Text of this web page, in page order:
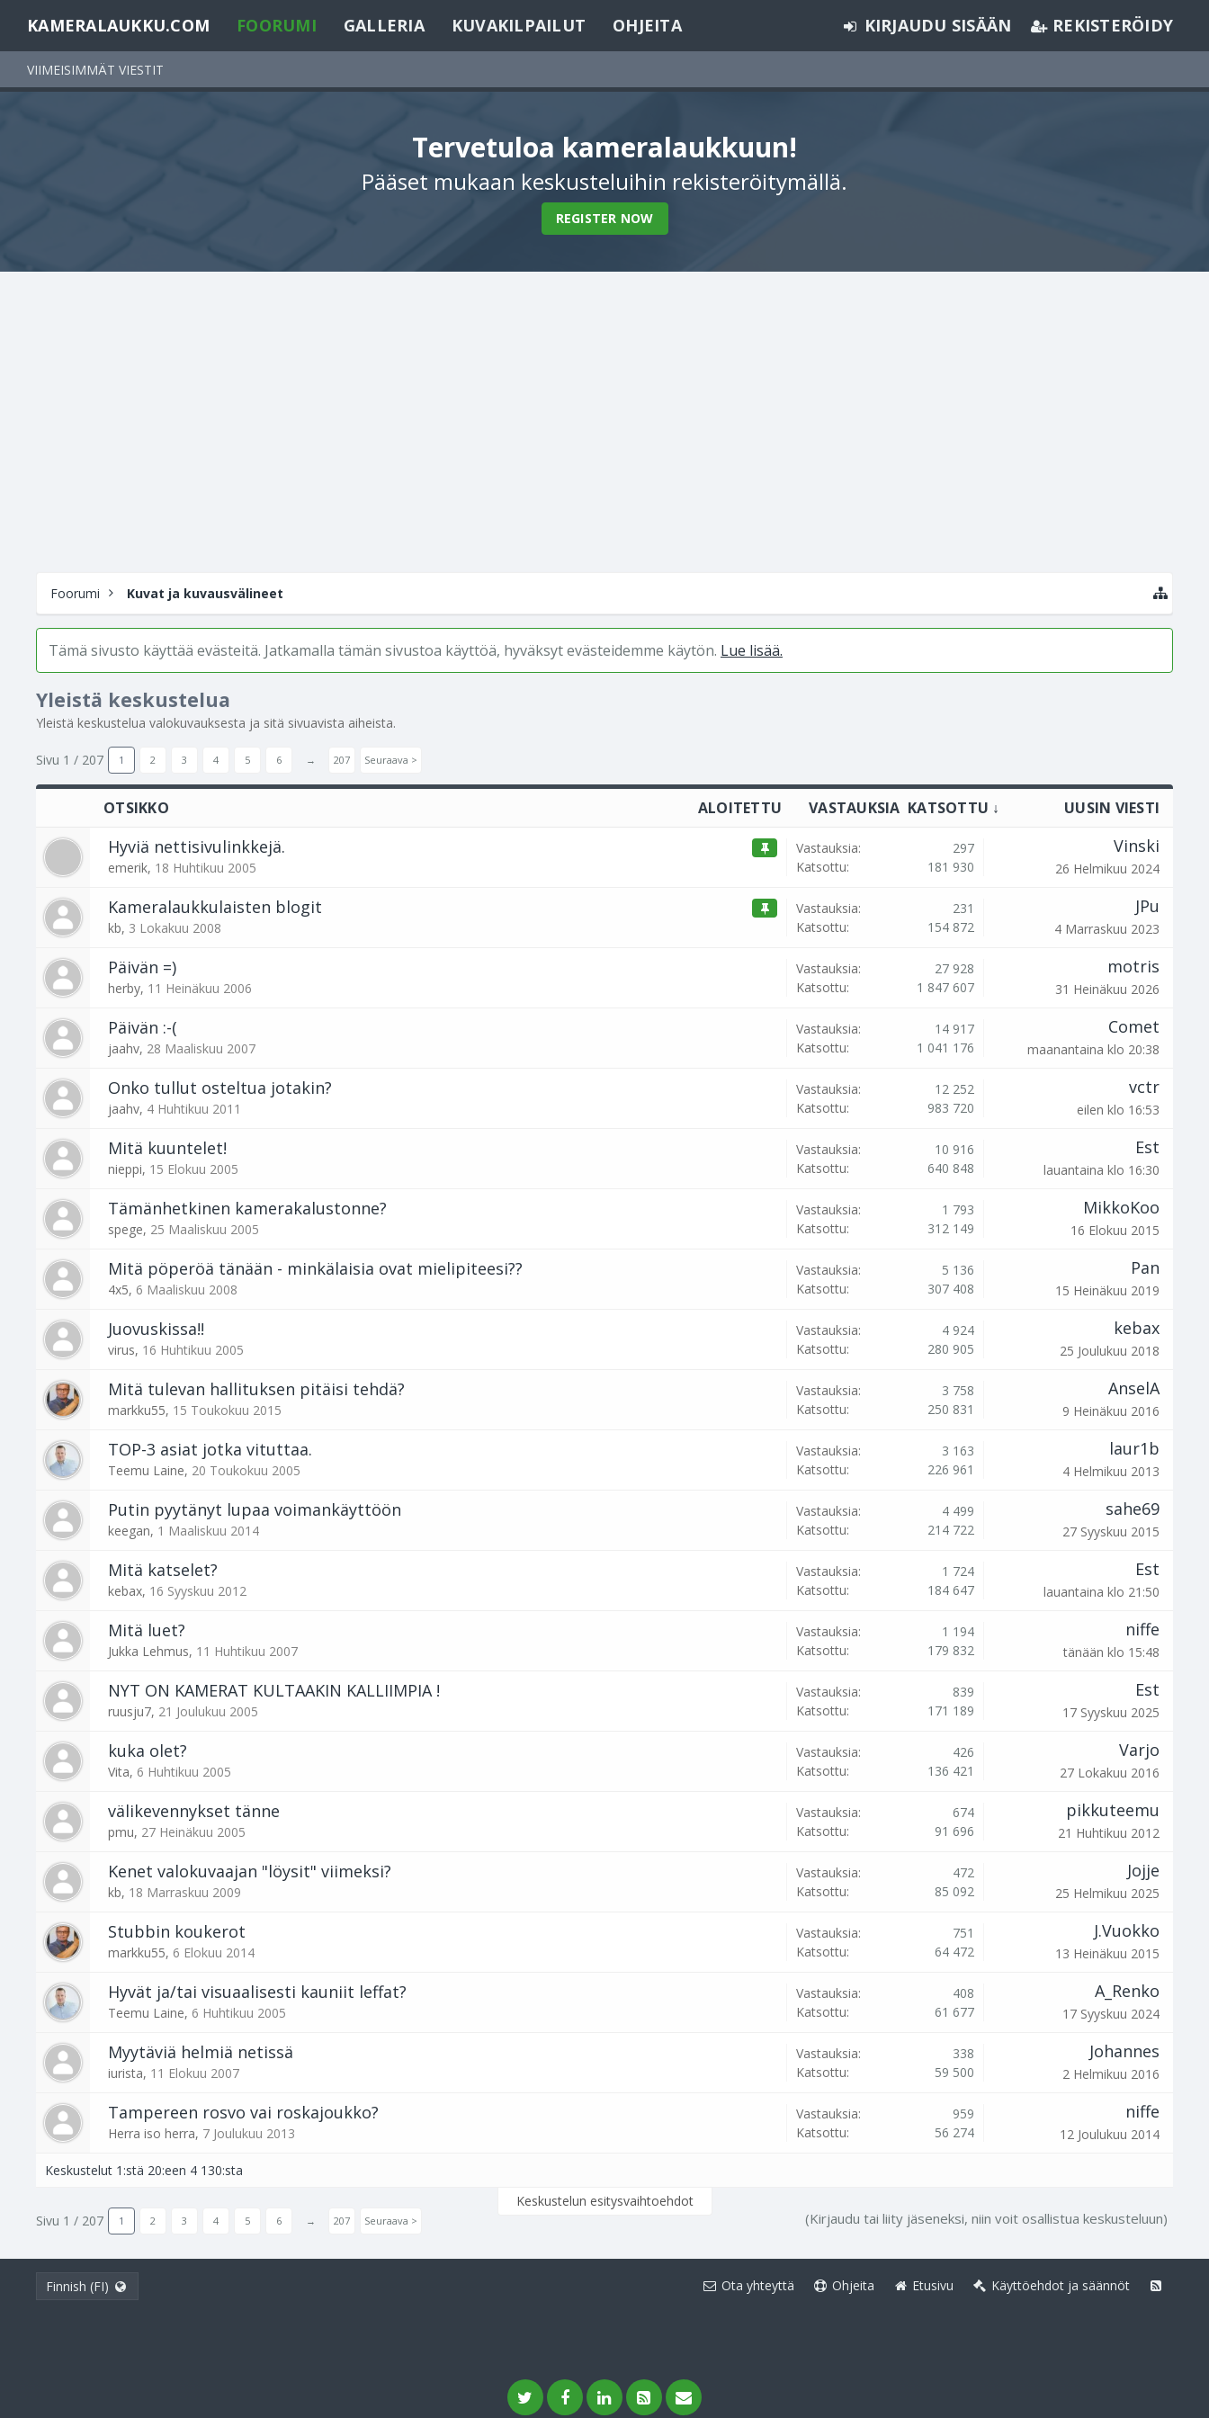
KAMERALAUKKU.COM FOORUMI
VIIMEISIMMÄT VIESTIT
GALLERIA KUVAKILPAILUT OHJEITA KIRJAUDU SISÄÄN REKISTERÖIDY
Tervetuloa kameralaukkuun!
Pääset mukaan keskusteluihin rekisteröitymällä.
REGISTER NOW
Foorumi Kuvat ja kuvausvälineet
Tämä sivusto käyttää evästeitä. Jatkamalla tämän sivustoa käyttöä, hyväksyt evästeidemme käytön. Lue lisää.
Yleistä keskustelua
Yleistä keskustelua valokuvauksesta ja sitä sivuavista aiheista.
Sivu 1 / 207 1 2 3 4 5 6 → 207 Seuraava >
OTSIKKO ALOITETTU VASTAUKSIA KATSOTTU ↓ UUSIN VIESTI
Hyviä nettisivulinkkejä.
emerik, 18 Huhtikuu 2005
Vastauksia:
297
Katsottu:
181 930
Vinski
26 Helmikuu 2024
Kameralaukkulaisten blogit
kb, 3 Lokakuu 2008
Vastauksia:
231
Katsottu:
154 872
JPu
4 Marraskuu 2023
Päivän =)
herby, 11 Heinäkuu 2006
Vastauksia:
27 928
Katsottu:
1 847 607
motris
31 Heinäkuu 2026
Päivän :-(
jaahv, 28 Maaliskuu 2007
Vastauksia:
14 917
Katsottu:
1 041 176
Comet
maanantaina klo 20:38
Onko tullut osteltua jotakin?
jaahv, 4 Huhtikuu 2011
Vastauksia:
12 252
Katsottu:
983 720
vctr
eilen klo 16:53
Mitä kuuntelet!
nieppi, 15 Elokuu 2005
Vastauksia:
10 916
Katsottu:
640 848
Est
lauantaina klo 16:30
Tämänhetkinen kamerakalustonne?
spege, 25 Maaliskuu 2005
Vastauksia:
1 793
Katsottu:
312 149
MikkoKoo
16 Elokuu 2015
Mitä pöperöä tänään - minkälaisia ovat mielipiteesi??
4x5, 6 Maaliskuu 2008
Vastauksia:
5 136
Katsottu:
307 408
Pan
15 Heinäkuu 2019
Juovuskissa!!
virus, 16 Huhtikuu 2005
Vastauksia:
4 924
Katsottu:
280 905
kebax
25 Joulukuu 2018
Mitä tulevan hallituksen pitäisi tehdä?
markku55, 15 Toukokuu 2015
Vastauksia:
3 758
Katsottu:
250 831
AnselA
9 Heinäkuu 2016
TOP-3 asiat jotka vituttaa.
Teemu Laine, 20 Toukokuu 2005
Vastauksia:
3 163
Katsottu:
226 961
laur1b
4 Helmikuu 2013
Putin pyytänyt lupaa voimankäyttöön
keegan, 1 Maaliskuu 2014
Vastauksia:
4 499
Katsottu:
214 722
sahe69
27 Syyskuu 2015
Mitä katselet?
kebax, 16 Syyskuu 2012
Vastauksia:
1 724
Katsottu:
184 647
Est
lauantaina klo 21:50
Mitä luet?
Jukka Lehmus, 11 Huhtikuu 2007
Vastauksia:
1 194
Katsottu:
179 832
niffe
tänään klo 15:48
NYT ON KAMERAT KULTAAKIN KALLIIMPIA !
ruusju7, 21 Joulukuu 2005
Vastauksia:
839
Katsottu:
171 189
Est
17 Syyskuu 2025
kuka olet?
Vita, 6 Huhtikuu 2005
Vastauksia:
426
Katsottu:
136 421
Varjo
27 Lokakuu 2016
välikevennykset tänne
pmu, 27 Heinäkuu 2005
Vastauksia:
674
Katsottu:
91 696
pikkuteemu
21 Huhtikuu 2012
Kenet valokuvaajan "löysit" viimeksi?
kb, 18 Marraskuu 2009
Vastauksia:
472
Katsottu:
85 092
Jojje
25 Helmikuu 2025
Stubbin koukerot
markku55, 6 Elokuu 2014
Vastauksia:
751
Katsottu:
64 472
J.Vuokko
13 Heinäkuu 2015
Hyvät ja/tai visuaalisesti kauniit leffat?
Teemu Laine, 6 Huhtikuu 2005
Vastauksia:
408
Katsottu:
61 677
A_Renko
17 Syyskuu 2024
Myytäviä helmiä netissä
iurista, 11 Elokuu 2007
Vastauksia:
338
Katsottu:
59 500
Johannes
2 Helmikuu 2016
Tampereen rosvo vai roskajoukko?
Herra iso herra, 7 Joulukuu 2013
Vastauksia:
959
Katsottu:
56 274
niffe
12 Joulukuu 2014
Keskustelut 1:stä 20:een 4 130:sta
Keskustelun esitysvaihtoehdot
(Kirjaudu tai liity jäseneksi, niin voit osallistua keskusteluun)
Sivu 1 / 207 1 2 3 4 5 6 → 207 Seuraava >
Finnish (FI) Ota yhteyttä Ohjeita Etusivu Käyttöehdot ja säännöt